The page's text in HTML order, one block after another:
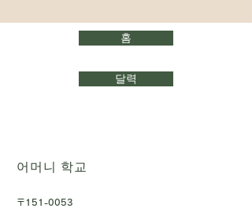
홈
달력
어머니 학교
〒151-0053